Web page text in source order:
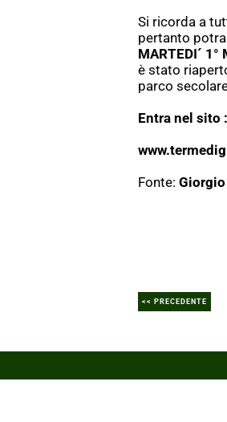
Si ricorda a
pertanto
MARTEDI´
è stato
parco
Entra nel sito :
Fonte:
<< PRECEDENTE